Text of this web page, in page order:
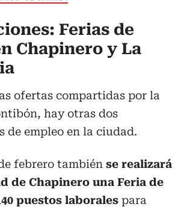
Ferias de
Chapinero y La
ofertas compartidas por la
hay otras dos
de empleo en la ciudad.
febrero también se realizará
de Chapinero una Feria de
puestos laborales para